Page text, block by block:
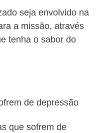
seja envolvido na
a missão, através
tenha o sabor do
de depressão
que sofrem de